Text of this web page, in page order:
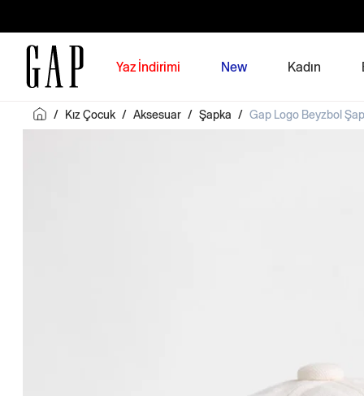
Yaz İndirimi New Kadın
/ Kız Çocuk / Aksesuar / Şapka / Gap Logo Beyzbol